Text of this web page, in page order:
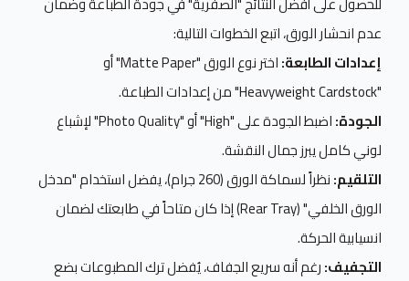
عدم انحشار الورق، اتبع الخطوات التالية:
إعدادات الطابعة:
اختر نوع الورق "Matte Paper" أو
"Heavyweight Cardstock" من إعدادات الطباعة.
الجودة:
اضبط الجودة على "High" أو "Photo Quality" لإشباع
لوني كامل يبرز جمال النقشة.
التلقيم:
نظراً لسماكة الورق (260 جرام)، يفضل استخدام "مدخل
الورق الخلفي" (Rear Tray) إذا كان متاحاً في طابعتك لضمان
انسيابية الحركة.
التجفيف:رغم أنه سريع الجفاف، يُفضل ترك المطبوعات بضع